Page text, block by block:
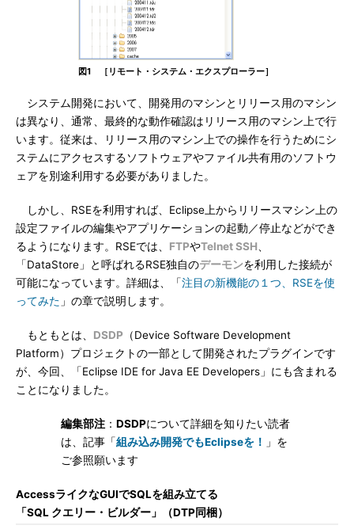
図1 ［リモート・システム・エクスプローラー］
システム開発において、開発用のマシンとリリース用のマシン
は異なり、通常、最終的な動作確認はリリース用のマシン上で行
います。従来は、リリース用のマシン上での操作を行うためにシ
ステムにアクセスするソフトウェアやファイル共有用のソフトウ
ェアを別途利用する必要がありました。
しかし、RSEを利用すれば、Eclipse上からリリースマシン上の
設定ファイルの編集やアプリケーションの起動／停止などができ
るようになります。RSEでは、 FTPやTelnet SSH
「DataStore」と呼ばれるRSE独自のデーモンを利用した接続が
可能になっています。詳細は、「注目の新機能の１つ、RSEを使
ってみた 」の章で説明します。
もともとは、 DSDP （Device Software Development
Platform）プロジェクトの一部として開発されたプラグインです
が、今回、「Eclipse IDE for Java EE Developers」にも含まれる
ことになりました。
編集部注： DSDPについて詳細を知りたい読者
は、記事「組み込み開発でもEclipseを！
」を
ご参照願います
AccessライクなGUIでSQLを組み立てる
「SQL クエリー・ビルダー」（DTP同梱）